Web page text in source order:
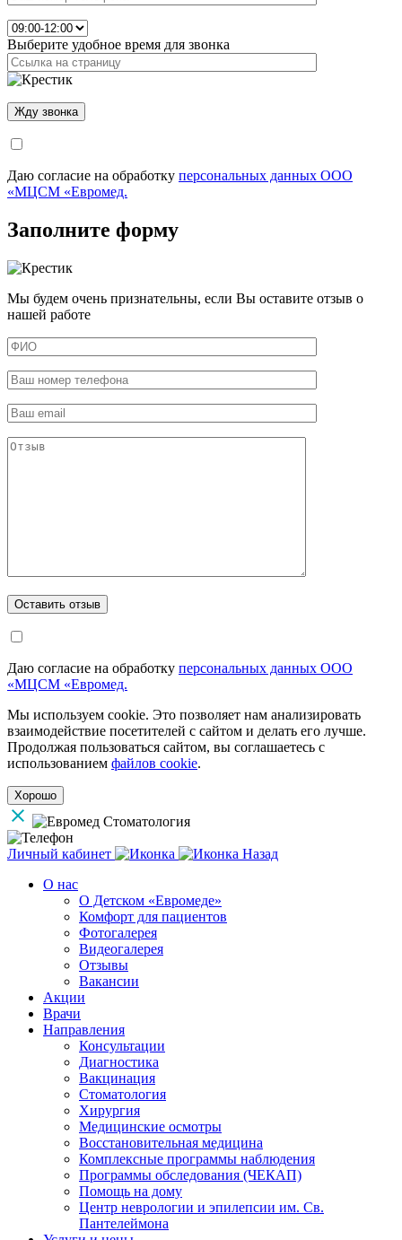
Выберите удобное время для звонка
Даю согласие на обработку персональных данных ООО
«МЦСМ «Евромед.
Заполните форму
Мы будем очень признательны, если Вы оставите отзыв о
нашей работе
Даю согласие на обработку персональных данных ООО
«МЦСМ «Евромед.
Мы используем cookie. Это позволяет нам анализировать
взаимодействие посетителей с сайтом и делать его лучше.
Продолжая пользоваться сайтом, вы соглашаетесь с
использованием файлов cookie.
Хорошо
Личный кабинет
Назад
О нас
О Детском «Евромеде»
Комфорт для пациентов
Фотогалерея
Видеогалерея
Отзывы
Вакансии
Акции
Врачи
Направления
Консультации
Диагностика
Вакцинация
Стоматология
Хирургия
Медицинские осмотры
Восстановительная медицина
Комплексные программы наблюдения
Программы обследования (ЧЕКАП)
Помощь на дому
Центр неврологии и эпилепсии им. Св.
Пантелеймона